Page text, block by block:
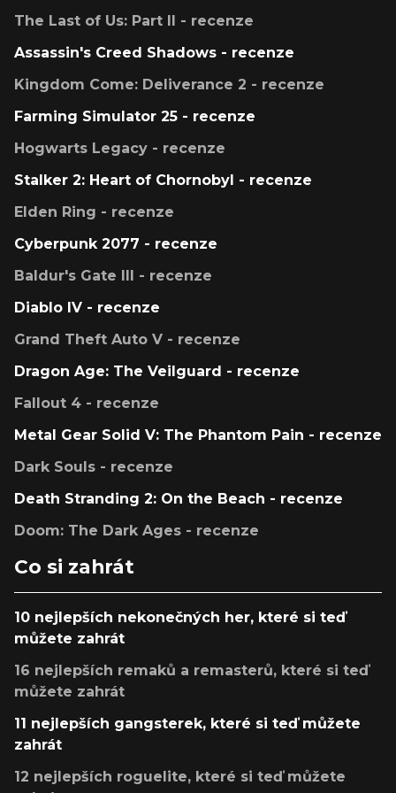
The Last of Us: Part II - recenze
Assassin's Creed Shadows - recenze
Kingdom Come: Deliverance 2 - recenze
Farming Simulator 25 - recenze
Hogwarts Legacy - recenze
Stalker 2: Heart of Chornobyl - recenze
Elden Ring - recenze
Cyberpunk 2077 - recenze
Baldur's Gate III - recenze
Diablo IV - recenze
Grand Theft Auto V - recenze
Dragon Age: The Veilguard - recenze
Fallout 4 - recenze
Metal Gear Solid V: The Phantom Pain - recenze
Dark Souls - recenze
Death Stranding 2: On the Beach - recenze
Doom: The Dark Ages - recenze
Co si zahrát
10 nejlepších nekonečných her, které si teď
můžete zahrát
16 nejlepších remaků a remasterů, které si teď
můžete zahrát
11 nejlepších gangsterek, které si teď můžete
zahrát
12 nejlepších roguelite, které si teď můžete